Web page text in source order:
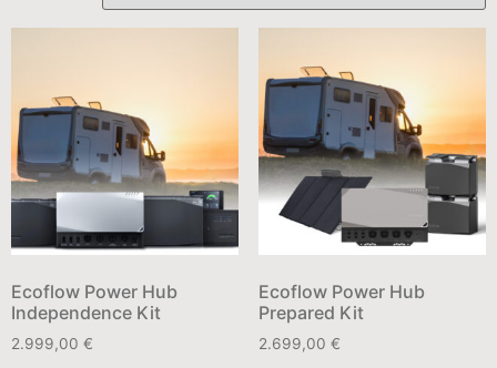
Ecoflow Power Hub
Independence Kit
2.999,00 €
Ecoflow Power Hub
Prepared Kit
2.699,00 €